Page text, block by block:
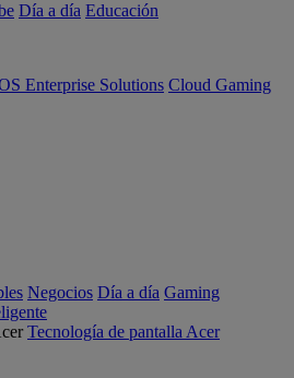
Día a día Educación
Enterprise Solutions Cloud Gaming
Negocios Día a día Gaming
Tecnología de pantalla Acer